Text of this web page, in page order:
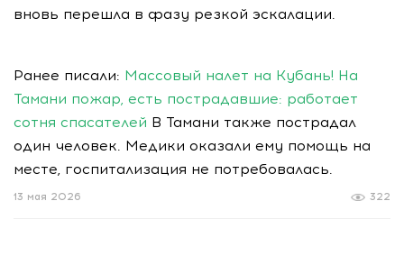
вновь перешла в фазу резкой эскалации.
Ранее писали: Массовый налет на Кубань! На
Тамани пожар, есть пострадавшие: работает
сотня спасателей В Тамани также пострадал
один человек. Медики оказали ему помощь на
месте, госпитализация не потребовалась.
322
13 мая 2026